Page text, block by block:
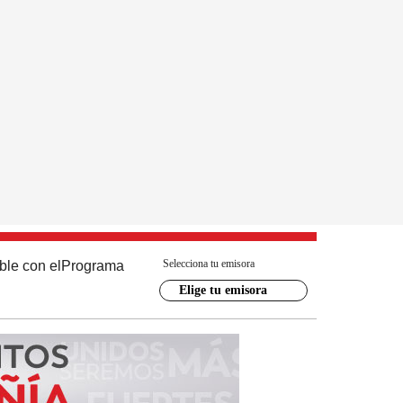
con el Programa Selecciona tu emisora
Elige tu emisora